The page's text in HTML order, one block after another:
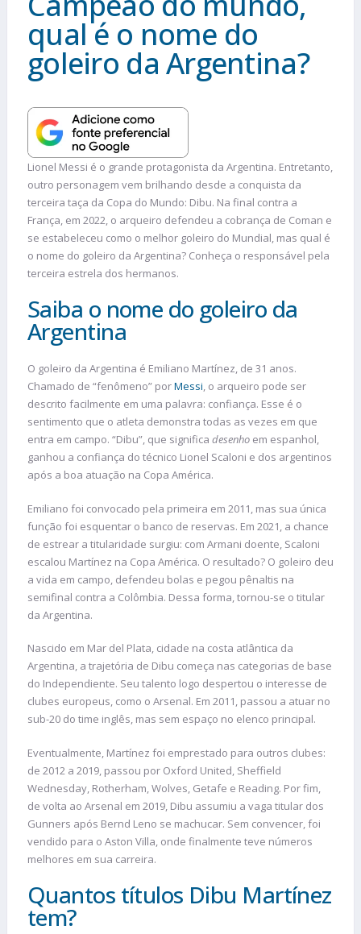
qual é o nome do
goleiro da Argentina?
Lionel Messi é o grande protagonista da Argentina. Entretanto,
outro personagem vem brilhando desde a conquista da
terceira taça da Copa do Mundo: Dibu. Na final contra a
França, em 2022, o arqueiro defendeu a cobrança de Coman e
se estabeleceu como o melhor goleiro do Mundial, mas qual é
o nome do goleiro da Argentina? Conheça o responsável pela
terceira estrela dos hermanos.
Saiba o nome do goleiro da
Argentina
O goleiro da Argentina é Emiliano Martínez, de 31 anos.
Chamado de “fenômeno” porMessi, o arqueiro pode ser
descrito facilmente em uma palavra: confiança. Esse é o
sentimento que o atleta demonstra todas as vezes em que
entra em campo. “Dibu”, que significa desenho em espanhol,
ganhou a confiança do técnico Lionel Scaloni e dos argentinos
após a boa atuação na Copa América.
Emiliano foi convocado pela primeira em 2011, mas sua única
função foi esquentar o banco de reservas. Em 2021, a chance
de estrear a titularidade surgiu: com Armani doente, Scaloni
escalou Martínez na Copa América. O resultado? O goleiro deu
a vida em campo, defendeu bolas e pegou pênaltis na
semifinal contra a Colômbia. Dessa forma, tornou-se o titular
da Argentina.
Nascido em Mar del Plata, cidade na costa atlântica da
Argentina, a trajetória de Dibu começa nas categorias de base
do Independiente. Seu talento logo despertou o interesse de
clubes europeus, como o Arsenal. Em 2011, passou a atuar no
sub-20 do time inglês, mas sem espaço no elenco principal.
Eventualmente, Martínez foi emprestado para outros clubes:
de 2012 a 2019, passou por Oxford United, Sheffield
Wednesday, Rotherham, Wolves, Getafe e Reading. Por fim,
de volta ao Arsenal em 2019, Dibu assumiu a vaga titular dos
Gunners após Bernd Leno se machucar. Sem convencer, foi
vendido para o Aston Villa, onde finalmente teve números
melhores em sua carreira.
Quantos títulos Dibu Martínez
tem?